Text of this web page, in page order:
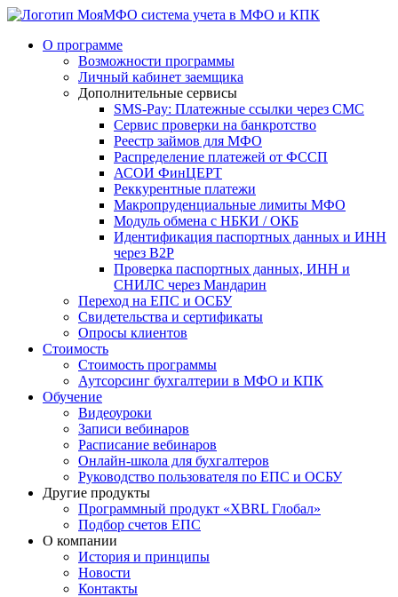
система учета в МФО и КПК
О программе
Возможности программы
Личный кабинет заемщика
Дополнительные сервисы
SMS-Pay: Платежные ссылки через СМС
Сервис проверки на банкротство
Реестр займов для МФО
Распределение платежей от ФССП
АСОИ ФинЦЕРТ
Реккурентные платежи
Макропруденциальные лимиты МФО
Модуль обмена с НБКИ / ОКБ
Идентификация паспортных данных и ИНН
через B2P
Проверка паспортных данных, ИНН и
СНИЛС через Мандарин
Переход на ЕПС и ОСБУ
Свидетельства и сертификаты
Опросы клиентов
Стоимость
Стоимость программы
Аутсорсинг бухгалтерии в МФО и КПК
Обучение
Видеоуроки
Записи вебинаров
Расписание вебинаров
Онлайн-школа для бухгалтеров
Руководство пользователя по ЕПС и ОСБУ
Другие продукты
Программный продукт «XBRL Глобал»
Подбор счетов ЕПС
О компании
История и принципы
Новости
Контакты